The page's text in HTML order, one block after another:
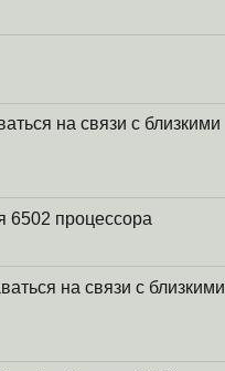
на связи с близкими
6502 процессора
на связи с близкими